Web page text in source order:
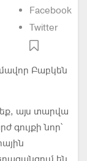
Facebook
Twitter
Բաբկեն
այս տարվա
գույքի նոր՝